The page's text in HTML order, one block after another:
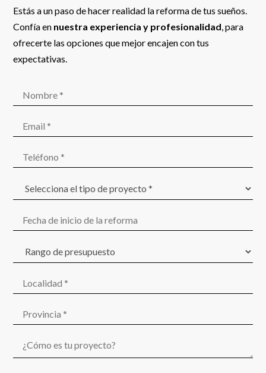
Estás a un paso de hacer realidad la reforma de tus sueños.
Confía en nuestra experiencia y profesionalidad , para
ofrecerte las opciones que mejor encajen con tus
expectativas.